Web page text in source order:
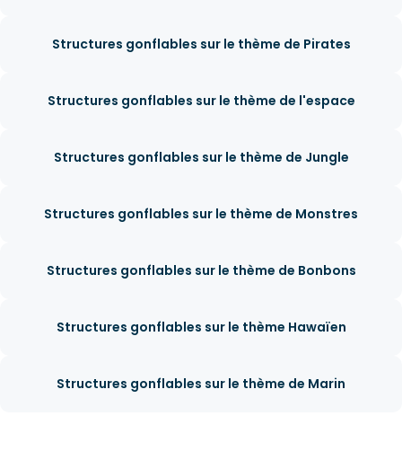
Structures gonflables sur le thème de Pirates
Structures gonflables sur le thème de l'espace
Structures gonflables sur le thème de Jungle
Structures gonflables sur le thème de Monstres
Structures gonflables sur le thème de Bonbons
Structures gonflables sur le thème Hawaïen
Structures gonflables sur le thème de Marin